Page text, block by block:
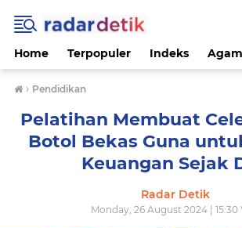
Home Terpopuler Indeks
› Pendidikan
Pelatihan Membuat
Botol Bekas Guna
Keuangan Sejak
Radar Detik
Monday, 26 August 2024 | 15:30